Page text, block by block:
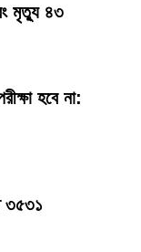
মৃত্যু ৪৩
হবে না:
৩৫৩১